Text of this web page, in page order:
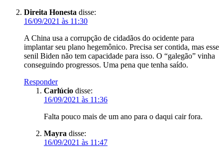
Direita Honesta disse:
16/09/2021 às 11:30
A China usa a corrupção de cidadãos do ocidente para
implantar seu plano hegemônico. Precisa ser contida, mas esse
senil Biden não tem capacidade para isso. O “galegão” vinha
conseguindo progressos. Uma pena que tenha saído.
Responder
Carlúcio disse:
16/09/2021 às 11:36
Falta pouco mais de um ano para o daqui cair fora.
Mayra disse:
16/09/2021 às 11:47